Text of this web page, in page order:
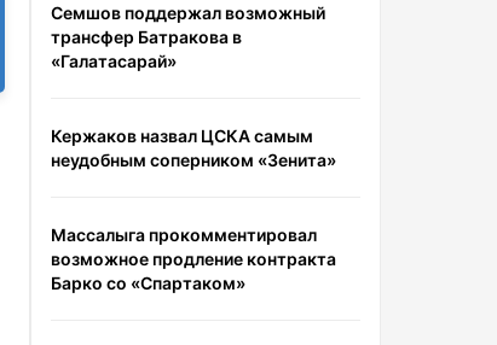
Семшов поддержал возможный
трансфер Батракова в
«Галатасарай»
Кержаков назвал ЦСКА самым
неудобным соперником «Зенита»
Массалыга прокомментировал
возможное продление контракта
Барко со «Спартаком»